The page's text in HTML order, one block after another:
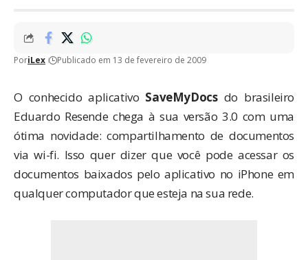
PoriLex Publicado em 13 de fevereiro de 2009
O conhecido aplicativo SaveMyDocsdo brasileiro
Eduardo Resende chega à sua versão 3.0 com uma
ótima novidade: compartilhamento de documentos
via wi-fi. Isso quer dizer que você pode acessar os
documentos baixados pelo aplicativo no iPhone em
qualquer computador que esteja na sua rede.